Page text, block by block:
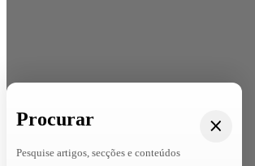
Procurar
Pesquise artigos, secções e conteúdos